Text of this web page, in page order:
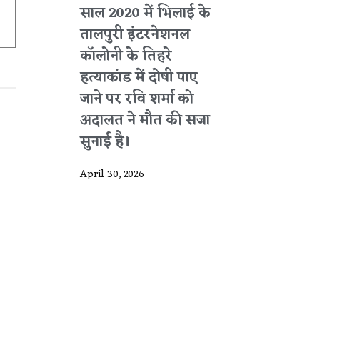
साल 2020 में भिलाई के
तालपुरी इंटरनेशनल
कॉलोनी के तिहरे
हत्याकांड में दोषी पाए
जाने पर रवि शर्मा को
अदालत ने मौत की सजा
सुनाई है।
April 30, 2026